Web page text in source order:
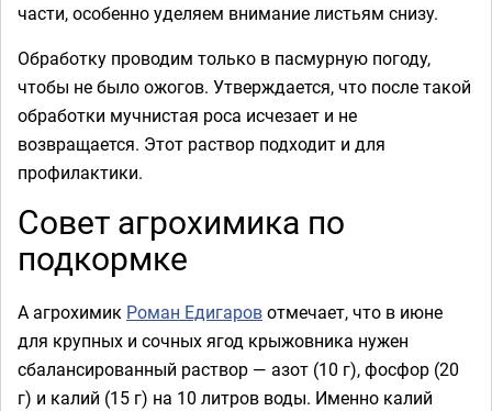
части, особенно уделяем внимание листьям снизу.
Обработку проводим только в пасмурную погоду,
чтобы не было ожогов. Утверждается, что после такой
обработки мучнистая роса исчезает и не
возвращается. Этот раствор подходит и для
профилактики.
Совет агрохимика по
подкормке
А агрохимик Роман Едигаровотмечает, что в июне
для крупных и сочных ягод крыжовника нужен
сбалансированный раствор — азот (10 г), фосфор (20
г) и калий (15 г) на 10 литров воды. Именно калий